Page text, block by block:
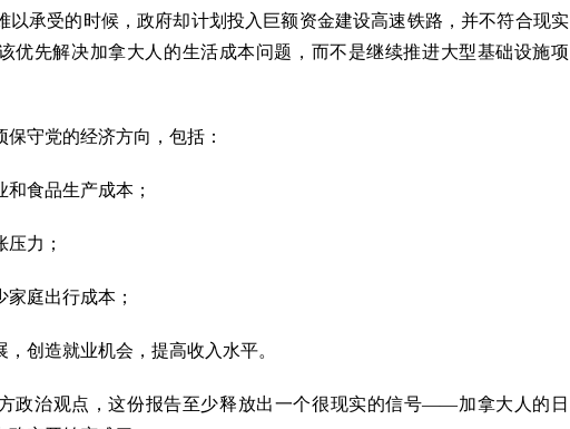
以承受的时候，政府却计划投入巨额资金建设高速铁路，并不符合现实
优先解决加拿大人的生活成本问题，而不是继续推进大型基础设施项
守党的经济方向，包括：
食品生产成本；
力；
庭出行成本；
创造就业机会，提高收入水平。
政治观点，这份报告至少释放出一个很现实的信号——加拿大人的日